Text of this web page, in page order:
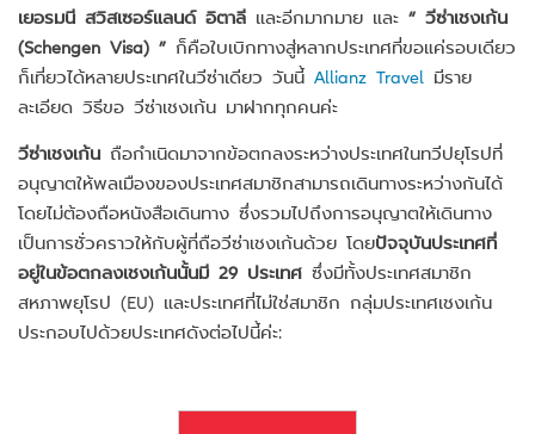
เยอรมนี สวิสเซอร์แลนด์ อิตาลี และอีกมากมาย และ “ วีซ่าเชงเก้น
(Schengen Visa) ” ก็คือใบเบิกทางสู่หลากประเทศที่ขอแค่รอบเดียว
ก็เที่ยวได้หลายประเทศในวีซ่าเดียว วันนี้ Allianz Travel มีราย
ละเอียด วิธีขอ วีซ่าเชงเก้น มาฝากทุกคนค่ะ
วีซ่าเชงเก้น ถือกำเนิดมาจากข้อตกลงระหว่างประเทศในทวีปยุโรปที่
อนุญาตให้พลเมืองของประเทศสมาชิกสามารถเดินทางระหว่างกันได้
โดยไม่ต้องถือหนังสือเดินทาง ซึ่งรวมไปถึงการอนุญาตให้เดินทาง
เป็นการชั่วคราวให้กับผู้ที่ถือวีซ่าเชงเก้นด้วย โดยปัจจุบันประเทศที่
อยู่ในข้อตกลงเชงเก้นนั้นมี 29 ประเทศ ซึ่งมีทั้งประเทศสมาชิก
สหภาพยุโรป (EU) และประเทศที่ไม่ใช่สมาชิก กลุ่มประเทศเชงเก้น
ประกอบไปด้วยประเทศดังต่อไปนี้ค่ะ: